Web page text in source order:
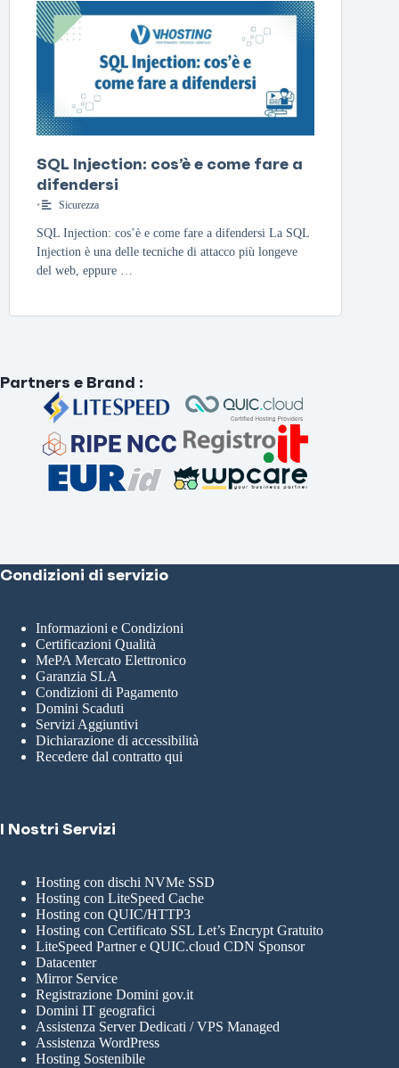
SQL Injection: cos’è e come fare a
difendersi
• Sicurezza
SQL Injection: cos’è e come fare a difendersi La SQL
Injection è una delle tecniche di attacco più longeve
del web, eppure …
Partners e Brand :
Condizioni di servizio
Informazioni e Condizioni
Certificazioni Qualità
MePA Mercato Elettronico
Garanzia SLA
Condizioni di Pagamento
Domini Scaduti
Servizi Aggiuntivi
Dichiarazione di accessibilità
Recedere dal contratto qui
I Nostri Servizi
Hosting con dischi NVMe SSD
Hosting con LiteSpeed Cache
Hosting con QUIC/HTTP3
Hosting con Certificato SSL Let’s Encrypt Gratuito
LiteSpeed Partner e QUIC.cloud CDN Sponsor
Datacenter
Mirror Service
Registrazione Domini gov.it
Domini IT geografici
Assistenza Server Dedicati / VPS Managed
Assistenza WordPress
Hosting Sostenibile